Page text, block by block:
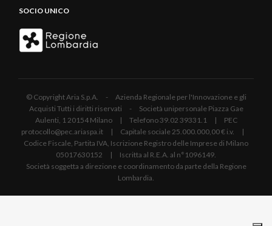
SOCIO UNICO
© Copyright Aria S.p.A. - Azienda Regionale per l'Innovazione e gli
Acquisti Tutti i diritti riservati - Società unipersonale Piazza Gae
Aulenti, 1 20154 Milano | Telefono 39.02 39331.1 | PEC
protocollo@pec.ariaspa.it | Capitale sociale 25.000.000,00 € i.v. |
Codice Fiscale, Partita IVA, Iscrizione Registro delle Imprese di Milano
05017630152 | Iscritta al R.E.A. al n°1096149.
Società soggetta a direzione e coordinamento da parte della Regione
Lombardia.